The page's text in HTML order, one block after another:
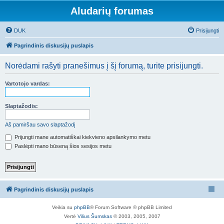
Aludarių forumas
DUK Prisijungti
Pagrindinis diskusijų puslapis
Norėdami rašyti pranešimus į šį forumą, turite prisijungti.
Vartotojo vardas:
Slaptažodis:
Aš pamiršau savo slaptažodį
Prijungti mane automatiškai kiekvieno apsilankymo metu
Paslėpti mano būseną šios sesijos metu
Pagrindinis diskusijų puslapis
Veikia su phpBB® Forum Software © phpBB Limited
Vertė Vilius Šumskas© 2003, 2005, 2007